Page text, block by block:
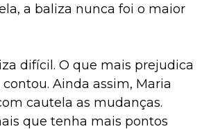
a baliza nunca foi o maior
difícil. O que mais prejudica
contou. Ainda assim, Maria
cautela as mudanças.
que tenha mais pontos